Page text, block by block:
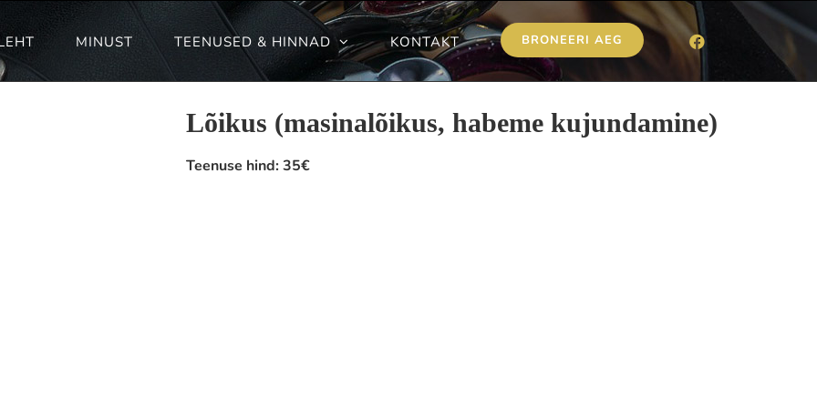
MINUST TEENUSED & HINNAD KONTAKT BRONEERI AEG
Lõikus (masinalõikus, habeme kujundamine)
Teenuse hind:35€